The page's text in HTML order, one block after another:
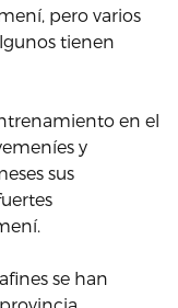
pero varios
tienen
en el
y
sus
se han